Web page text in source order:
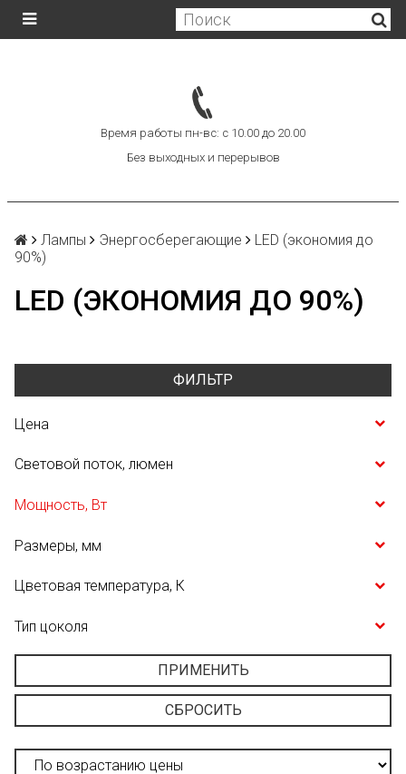
Время работы пн-вс: с 10.00 до 20.00
Без выходных и перерывов
Лампы Энергосберегающие
LED (экономия до
90%)
LED (ЭКОНОМИЯ ДО 90%)
ФИЛЬТР
Цена
Световой поток, люмен
Мощность, Вт
Размеры, мм
Цветовая температура, К
Тип цоколя
ПРИМЕНИТЬ
СБРОСИТЬ